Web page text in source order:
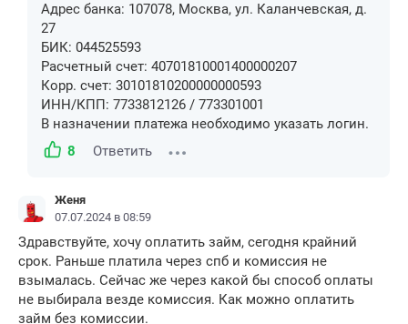
Адрес банка: 107078, Москва, ул. Каланчевская, д.
27
БИК: 044525593
Расчетный счет: 40701810001400000207
Корр. счет: 30101810200000000593
ИНН/КПП: 7733812126 / 773301001
В назначении платежа необходимо указать логин.
8
Ответить
Женя
07.07.2024 в 08:59
Здравствуйте, хочу оплатить займ, сегодня крайний
срок. Раньше платила через спб и комиссия не
взымалась. Сейчас же через какой бы способ оплаты
не выбирала везде комиссия. Как можно оплатить
займ без комиссии.